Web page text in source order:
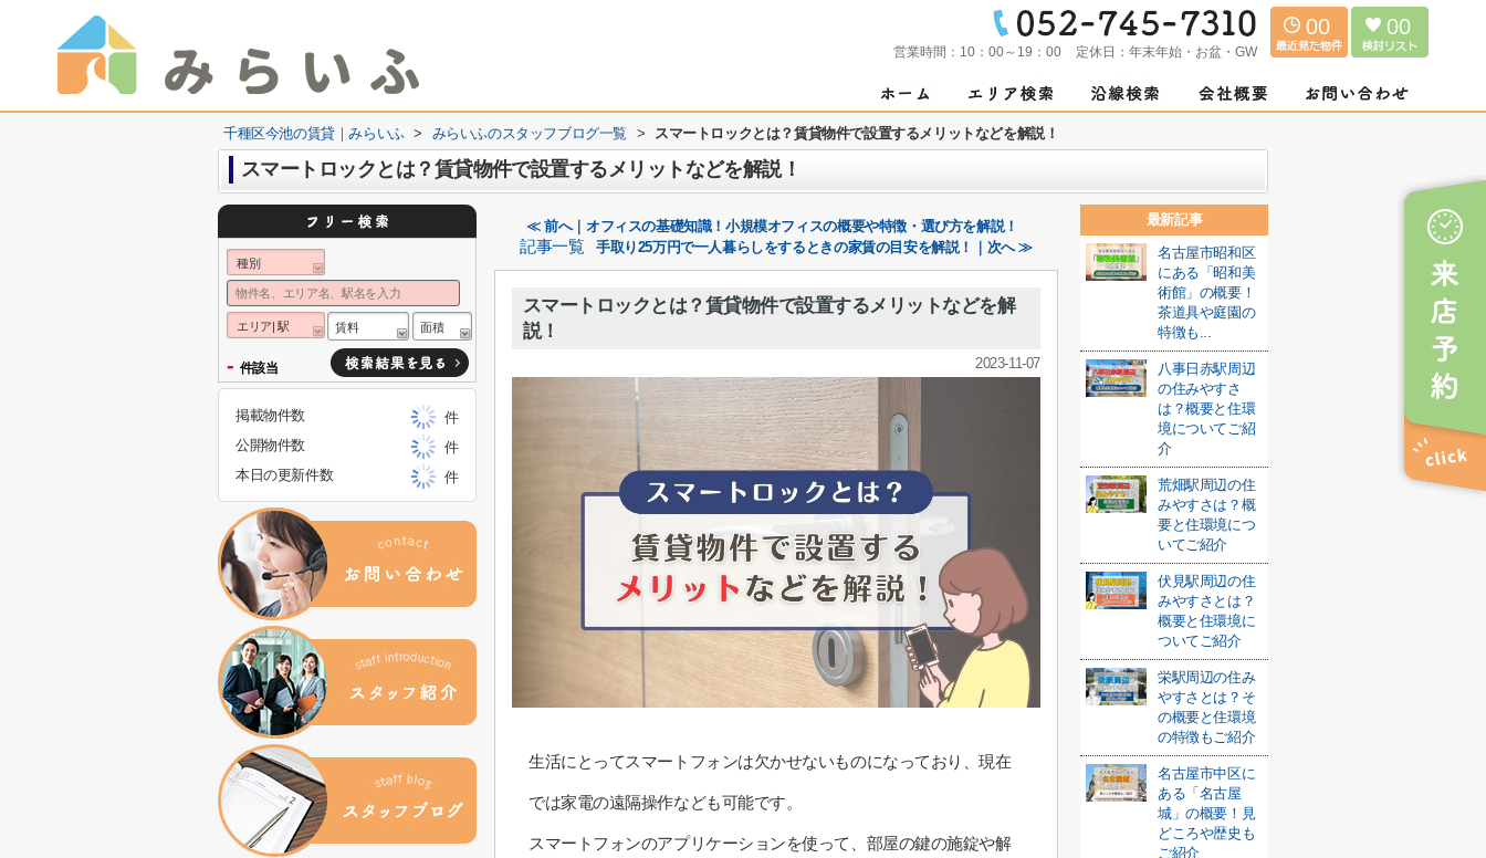
営業時間： 10：00～19：00 定休日： 年末年始・お盆・GW
00 00
千種区今池の賃貸｜みらいふ > みらいふのスタッフブログ一覧 > スマートロックとは？賃貸物件で設置するメリットなどを解説！
スマートロックとは？賃貸物件で設置するメリットなどを解説！
≪ 前へ｜オフィスの基礎知識！小規模オフィスの概要や特徴・選び方を解説！
記事一覧 手取り25万円で一人暮らしをするときの家賃の目安を解説！｜次へ ≫
スマートロックとは？賃貸物件で設置するメリットなどを解
説！
2023-11-07
生活にとってスマートフォンは欠かせないものになっており、現在
では家電の遠隔操作なども可能です。
スマートフォンのアプリケーションを使って、部屋の鍵の施錠や解
最新記事
名古屋市昭和区
にある「昭和美
術館」の概要！
茶道具や庭園の
特徴も...
八事日赤駅周辺
の住みやすさ
は？概要と住環
境についてご紹
介
荒畑駅周辺の住
みやすさは？概
要と住環境につ
いてご紹介
伏見駅周辺の住
みやすさとは？
概要と住環境に
ついてご紹介
栄駅周辺の住み
やすさとは？そ
の概要と住環境
の特徴もご紹介
名古屋市中区に
ある「名古屋
城」の概要！見
どころや歴史も
ご紹介
種別
エリア| 駅 賃料 面積
- 件該当
掲載物件数
件
公開物件数
件
本日の更新件数
件